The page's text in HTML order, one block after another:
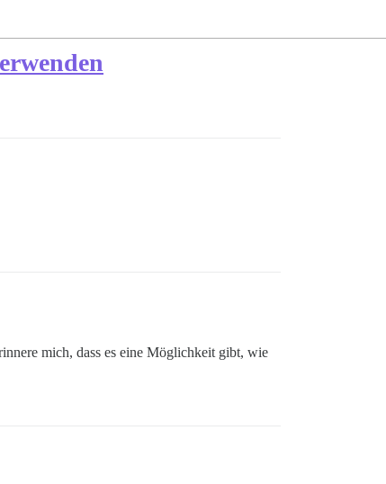
mich, dass es eine Möglichkeit gibt, wie